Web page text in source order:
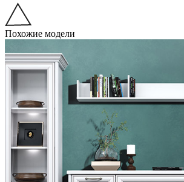
Похожие модели